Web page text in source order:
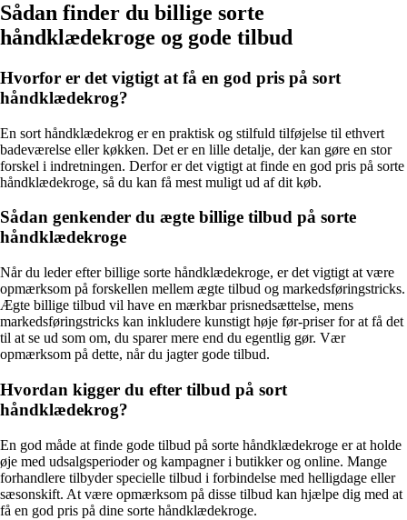
Sådan finder du billige sorte
håndklædekroge og gode tilbud
Hvorfor er det vigtigt at få en god pris på sort
håndklædekrog?
En sort håndklædekrog er en praktisk og stilfuld tilføjelse til ethvert
badeværelse eller køkken. Det er en lille detalje, der kan gøre en stor
forskel i indretningen. Derfor er det vigtigt at finde en god pris på sorte
håndklædekroge, så du kan få mest muligt ud af dit køb.
Sådan genkender du ægte billige tilbud på sorte
håndklædekroge
Når du leder efter billige sorte håndklædekroge, er det vigtigt at være
opmærksom på forskellen mellem ægte tilbud og markedsføringstricks.
Ægte billige tilbud vil have en mærkbar prisnedsættelse, mens
markedsføringstricks kan inkludere kunstigt høje før-priser for at få det
til at se ud som om, du sparer mere end du egentlig gør. Vær
opmærksom på dette, når du jagter gode tilbud.
Hvordan kigger du efter tilbud på sort
håndklædekrog?
En god måde at finde gode tilbud på sorte håndklædekroge er at holde
øje med udsalgsperioder og kampagner i butikker og online. Mange
forhandlere tilbyder specielle tilbud i forbindelse med helligdage eller
sæsonskift. At være opmærksom på disse tilbud kan hjælpe dig med at
få en god pris på dine sorte håndklædekroge.